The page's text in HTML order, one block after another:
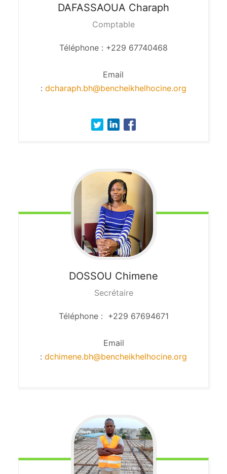
DAFASSAOUA Charaph
Comptable
Téléphone : +229 67740468
Email
: dcharaph.bh@bencheikhelhocine.org
DOSSOU Chimene
Secrétaire
Téléphone : +229 67694671
Email
: dchimene.bh@bencheikhelhocine.org